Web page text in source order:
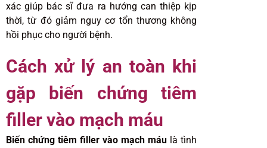
xác giúp bác sĩ đưa ra hướng can thiệp kịp
thời, từ đó giảm nguy cơ tổn thương không
hồi phục cho người bệnh.
Cách xử lý an toàn khi
gặp biến chứng tiêm
filler vào mạch máu
Biến chứng tiêm filler vào mạch máu là tình